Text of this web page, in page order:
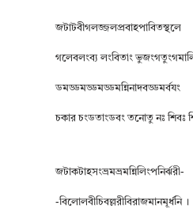
জটাটবীগলজ্জলপ্রবাহপাবিতস্থলে
গলেবলংব্য লংবিতাং
ডমড্ডমড্ডমড্ডমন্নিনাদবড্ডমর্বযং
চকার চংডতাংডবং তনোতু নঃ শিবঃ
জটাকটাহসংভ্রমভ্রমন্নিলিংপনির্ঝরী-
-বিলোলবীচিবল্লরীবিরাজমানমূর্ধনি ।